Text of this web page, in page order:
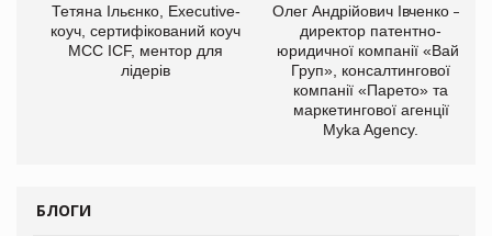
Тетяна Ільєнко, Executive-
коуч, сертифікований коуч
МСС ICF, ментор для
лідерів
Олег Андрійович Івченко —
директор патентно-
юридичної компанії «Вайз
Груп», консалтингової
компанії «Парето» та
маркетингової агенції
Myka Agency.
БЛОГИ